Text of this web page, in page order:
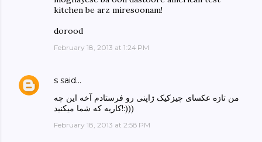
kitchen be arz miresoonam!
dorood
February 18, 2013 at 1:24 PM
s said…
من تازه عکسای چیزکیک ژاپنی رو فرستادم آخه این چه
کاریه که شما میکنید!:)))
February 18, 2013 at 2:58 PM